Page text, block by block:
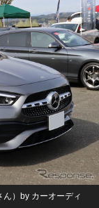
）by カーオーディ